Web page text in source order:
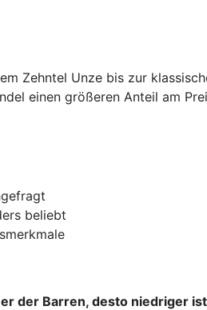
Zehntel Unze bis zur
einen größeren Anteil am
beliebt
der Barren, desto niedriger